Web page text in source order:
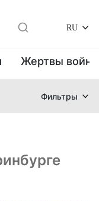
RU
Жертвы
Фильтры